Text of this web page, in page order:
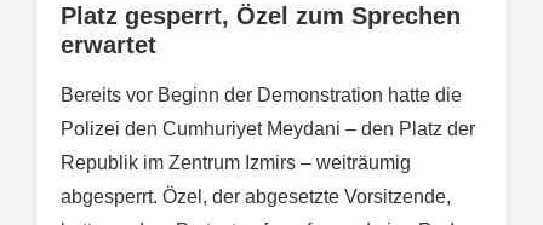
Platz gesperrt, Özel zum Sprechen
erwartet
Bereits vor Beginn der Demonstration hatte die
Polizei den Cumhuriyet Meydani – den Platz der
Republik im Zentrum Izmirs – weiträumig
abgesperrt. Özel, der abgesetzte Vorsitzende,